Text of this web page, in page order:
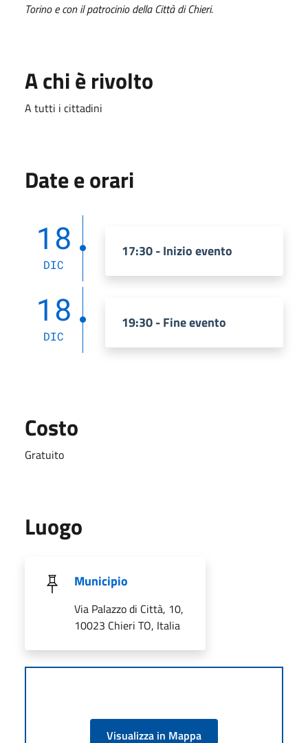
Torino e con il patrocinio della Città di Chieri.
A chi è rivolto
A tutti i cittadini
Date e orari
18
DIC
17:30 - Inizio evento
18
DIC
19:30 - Fine evento
Costo
Gratuito
Luogo
Municipio
Via Palazzo di Città, 10,
10023 Chieri TO, Italia
Visualizza in Mappa